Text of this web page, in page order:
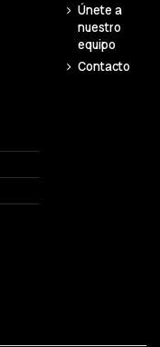
Únete a
nuestro
equipo
Contacto